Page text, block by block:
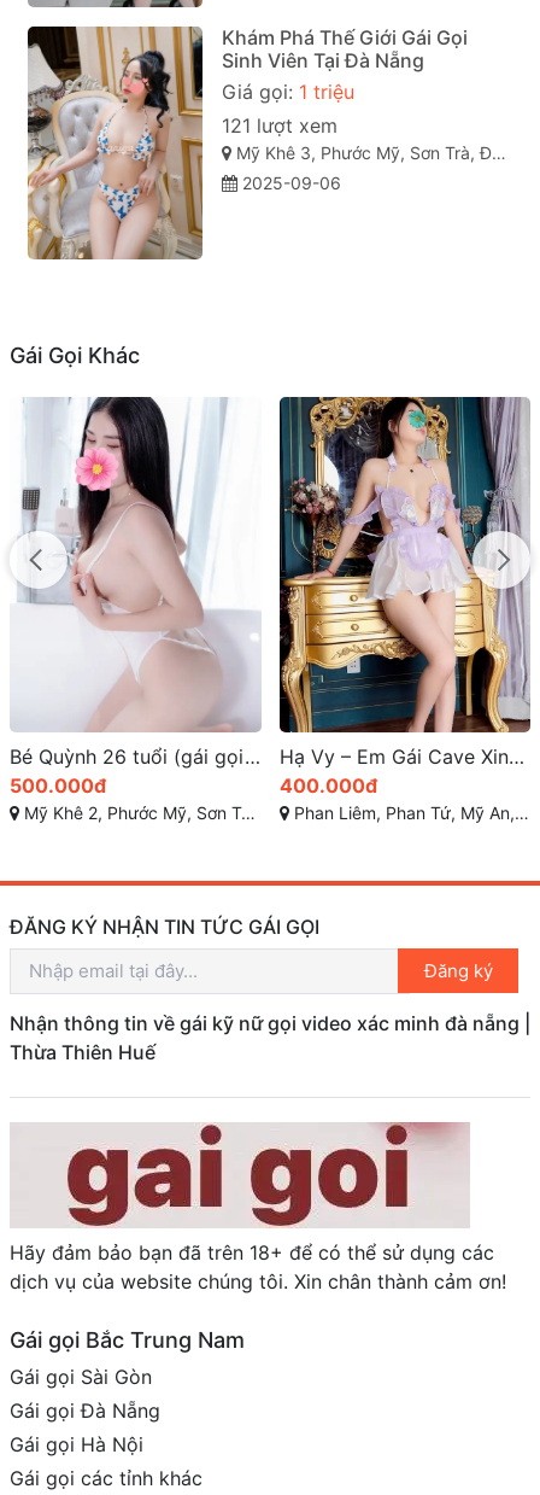
Khám Phá Thế Giới Gái Gọi
Sinh Viên Tại Đà Nẵng
Giá gọi: 1 triệu
121 lượt xem
Mỹ Khê 3, Phước Mỹ, Sơn Trà, Đà Nẵng
2025-09-06
Gái Gọi Khác
Hạ Vy – Em Gái Cave Xinh Ngoan Tại Đường Phan Tứ Ngũ Hành Sơn
400.000đ
Phan Liêm, Phan Tứ, Mỹ An, Ngũ Hành Sơn, Đà Nẵng
Hạ Vy – Gái Gọi Sexy Bến Xe Đà Nẵng | Quyến Rũ, Dâm Đãng
0d
ĐĂNG KÝ NHẬN TIN TỨC GÁI GỌI
Đăng ký
Nhận thông tin về gái kỹ nữ gọi video xác minh đà nẵng |
Thừa Thiên Huế
Hãy đảm bảo bạn đã trên 18+ để có thể sử dụng các
dịch vụ của website chúng tôi. Xin chân thành cảm ơn!
Gái gọi Bắc Trung Nam
Gái gọi Sài Gòn
Gái gọi Đà Nẵng
Gái gọi Hà Nội
Gái gọi các tỉnh khác